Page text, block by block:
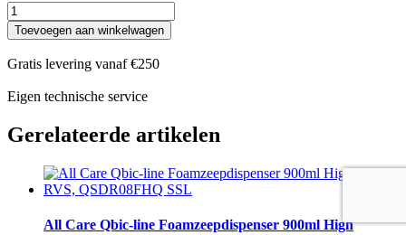
Diversey
Soft
Care
Fresh
Patroon
1,3L
aantal
Toevoegen aan winkelwagen
Gratis levering vanaf €250
Eigen technische service
Gerelateerde artikelen
All Care Qbic-line Foamzeepdispenser 900ml High